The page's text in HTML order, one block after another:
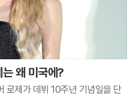
왜 미국에?
로제가 데뷔 10주년 기념일을 단